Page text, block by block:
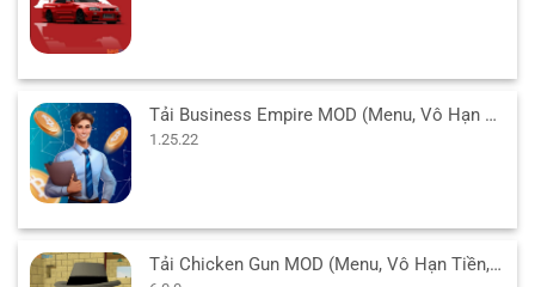
Tải Business Empire MOD (Menu, Vô Hạn Tiền, No ADS) 1.25.22 APK
1.25.22
Tải Chicken Gun MOD (Menu, Vô Hạn Tiền, Bay, Sát thương) 6.0.0 APK